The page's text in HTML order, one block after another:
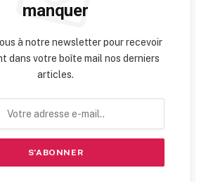
manquer
à notre newsletter pour recevoir
dans votre boîte mail nos derniers
articles.